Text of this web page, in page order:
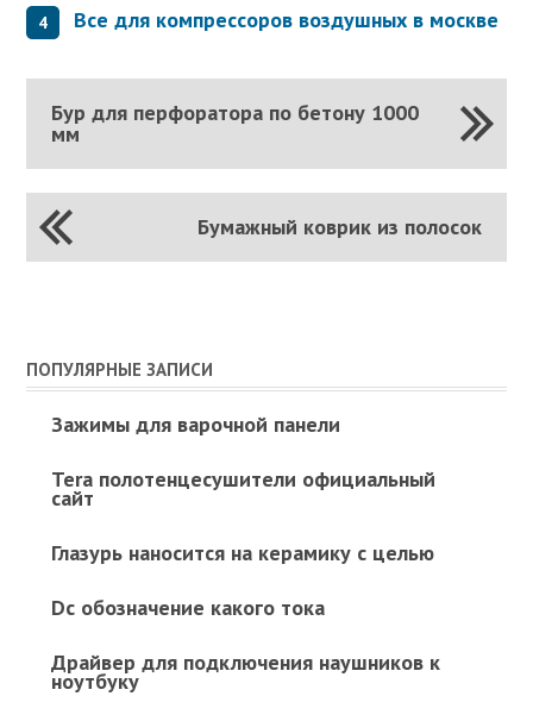
Все для компрессоров воздушных в москве
Бур для перфоратора по бетону 1000
мм
Бумажный коврик из полосок
ПОПУЛЯРНЫЕ ЗАПИСИ
Зажимы для варочной панели
Tera полотенцесушители официальный
сайт
Глазурь наносится на керамику с целью
Dc обозначение какого тока
Драйвер для подключения наушников к
ноутбуку